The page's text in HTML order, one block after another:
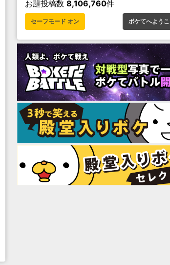
お題投稿数 8,106,760件
セーフモード オン ボケてへよう